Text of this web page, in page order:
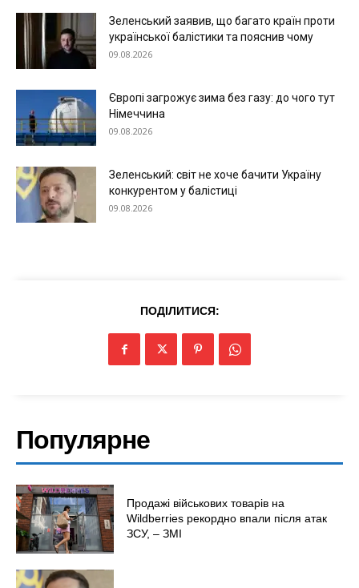
Меню
Київ
Україна
Політика
Світ
Зеленський заявив, що багато країн проти
української балістики та пояснив чому
09.08.2026
Європі загрожує зима без газу: до чого тут
Німеччина
09.08.2026
Зеленський: світ не хоче бачити Україну
конкурентом у балістиці
09.08.2026
ПОДІЛИТИСЯ:
Популярне
Продажі військових товарів на
Wildberries рекордно впали після атак
ЗСУ, – ЗМІ